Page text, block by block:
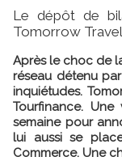
Le dépôt de
Tomorrow Travel
Après le choc de
réseau détenu
inquiétudes.
Tourfinance.
semaine pour
lui aussi se
Commerce. Une